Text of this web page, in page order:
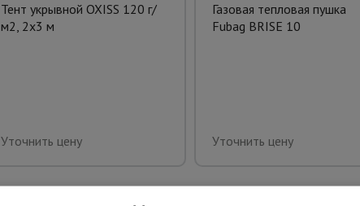
Тент укрывной OXISS 120 г/
м2, 2х3 м
Уточнить цену
Газовая тепловая пушка
Fubag BRISE 10
Уточнить цену